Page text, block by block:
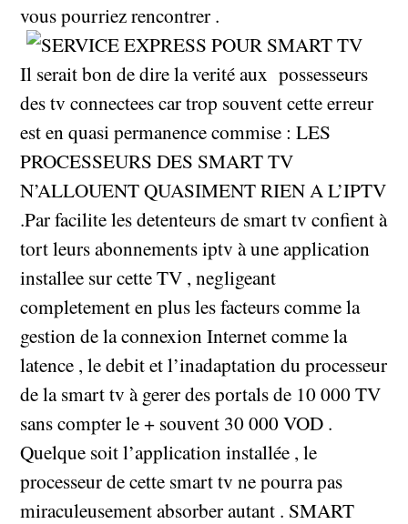
vous pourriez rencontrer .
Il serait bon de dire la verité aux possesseurs
des tv connectees car trop souvent cette erreur
est en quasi permanence commise : LES
PROCESSEURS DES SMART TV
N’ALLOUENT QUASIMENT RIEN A L’IPTV
.Par facilite les detenteurs de smart tv confient à
tort leurs abonnements iptv à une application
installee sur cette TV , negligeant
completement en plus les facteurs comme la
gestion de la connexion Internet comme la
latence , le debit et l’inadaptation du processeur
de la smart tv à gerer des portals de 10 000 TV
sans compter le + souvent 30 000 VOD .
Quelque soit l’application installée , le
processeur de cette smart tv ne pourra pas
miraculeusement absorber autant . SMART